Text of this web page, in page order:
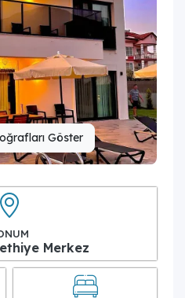
Göster
Merkez